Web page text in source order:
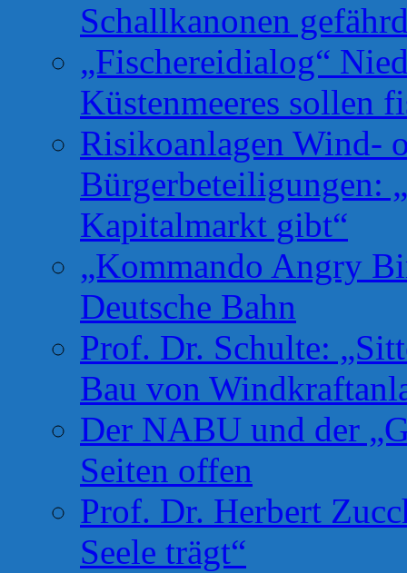
Schallkanonen
„Fischereidialog“
Küstenmeeres sollen
Risikoanlagen Wind-
Bürgerbeteiligungen:
Kapitalmarkt gibt“
„Kommando Angry
Deutsche Bahn
Prof. Dr. Schulte:
Bau von
Der NABU und der
Seiten offen
Prof. Dr. Herbert
Seele trägt“